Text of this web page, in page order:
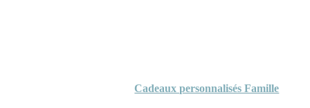
Cadeaux personnalisés Famille